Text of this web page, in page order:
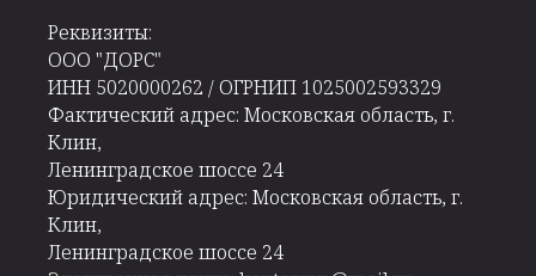
Реквизиты:
ООО "ДОРС"
ИНН 5020000262 / ОГРНИП 1025002593329
Фактический адрес: Московская область, г.
Клин,
Ленинградское шоссе 24
Юридический адрес: Московская область, г.
Клин,
Ленинградское шоссе 24